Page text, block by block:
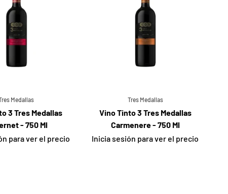
Medallas
3 Tres Medallas
- 750 Ml
para ver el precio
Tres Medallas
Vino Tinto 3 Tres Medallas
Carmenere - 750 Ml
Inicia sesión para ver el precio